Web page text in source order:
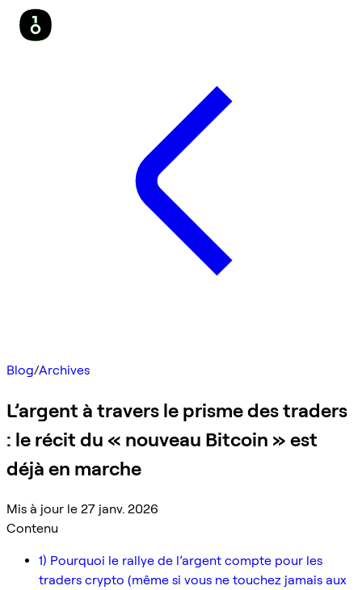
Blog/Archives
L’argent à travers le prisme des traders
: le récit du « nouveau Bitcoin » est
déjà en marche
Mis à jour le 27 janv. 2026
Contenu
1) Pourquoi le rallye de l’argent compte pour les
traders crypto (même si vous ne touchez jamais aux